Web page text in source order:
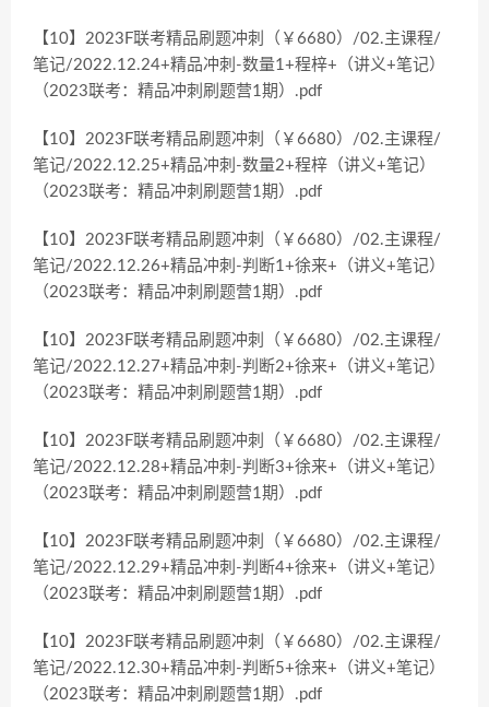
【10】2023F联考精品刷题冲刺（￥6680）/02.主课程/
笔记/2022.12.24+精品冲刺-数量1+程梓+（讲义+笔记）
（2023联考：精品冲刺刷题营1期）.pdf
【10】2023F联考精品刷题冲刺（￥6680）/02.主课程/
笔记/2022.12.25+精品冲刺-数量2+程梓（讲义+笔记）
（2023联考：精品冲刺刷题营1期）.pdf
【10】2023F联考精品刷题冲刺（￥6680）/02.主课程/
笔记/2022.12.26+精品冲刺-判断1+徐来+（讲义+笔记）
（2023联考：精品冲刺刷题营1期）.pdf
【10】2023F联考精品刷题冲刺（￥6680）/02.主课程/
笔记/2022.12.27+精品冲刺-判断2+徐来+（讲义+笔记）
（2023联考：精品冲刺刷题营1期）.pdf
【10】2023F联考精品刷题冲刺（￥6680）/02.主课程/
笔记/2022.12.28+精品冲刺-判断3+徐来+（讲义+笔记）
（2023联考：精品冲刺刷题营1期）.pdf
【10】2023F联考精品刷题冲刺（￥6680）/02.主课程/
笔记/2022.12.29+精品冲刺-判断4+徐来+（讲义+笔记）
（2023联考：精品冲刺刷题营1期）.pdf
【10】2023F联考精品刷题冲刺（￥6680）/02.主课程/
笔记/2022.12.30+精品冲刺-判断5+徐来+（讲义+笔记）
（2023联考：精品冲刺刷题营1期）.pdf